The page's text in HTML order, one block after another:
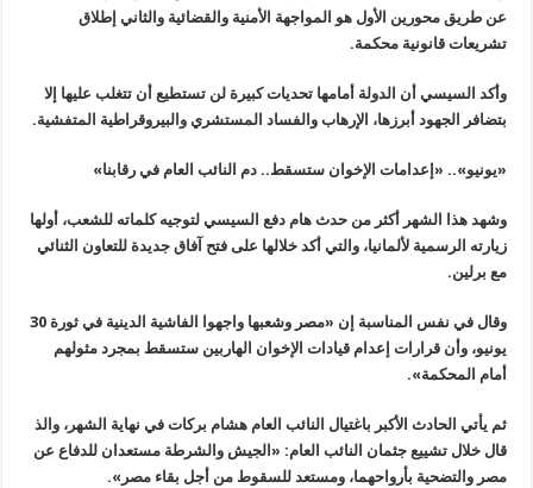
عن طريق محورين الأول هو المواجهة الأمنية والقضائية والثاني إطلاق
تشريعات قانونية محكمة.
وأكد السيسي أن الدولة أمامها تحديات كبيرة لن تستطيع أن تتغلب عليها إلا
بتضافر الجهود أبرزها، الإرهاب والفساد المستشري والبيروقراطية المتفشية.
«يونيو».. «إعدامات الإخوان ستسقط.. دم النائب العام في رقابنا»
وشهد هذا الشهر أكثر من حدث هام دفع السيسي لتوجيه كلماته للشعب، أولها
زيارته الرسمية لألمانيا، والتي أكد خلالها على فتح آفاق جديدة للتعاون الثنائي
مع برلين.
وقال في نفس المناسبة إن «مصر وشعبها واجهوا الفاشية الدينية في ثورة 30
يونيو، وأن قرارات إعدام قيادات الإخوان الهاربين ستسقط بمجرد مثولهم
أمام المحكمة».
ثم يأتي الحادث الأكبر باغتيال النائب العام هشام بركات في نهاية الشهر، والذ
قال خلال تشييع جثمان النائب العام: «الجيش والشرطة مستعدان للدفاع عن
مصر والتضحية بأرواحهما، ومستعد للسقوط من أجل بقاء مصر».